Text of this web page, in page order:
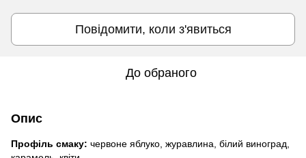
Повідомити, коли з'явиться
До обраного
Опис
Профіль смаку: червоне яблуко, журавлина, білий виноград,